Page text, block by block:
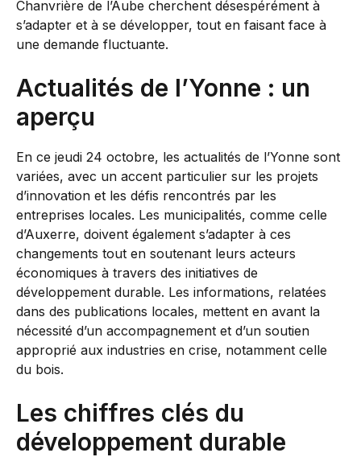
Chanvrière de l’Aube cherchent désespérément à
s’adapter et à se développer, tout en faisant face à
une demande fluctuante.
Actualités de l’Yonne : un
aperçu
En ce jeudi 24 octobre, les actualités de l’Yonne sont
variées, avec un accent particulier sur les projets
d’innovation et les défis rencontrés par les
entreprises locales. Les municipalités, comme celle
d’Auxerre, doivent également s’adapter à ces
changements tout en soutenant leurs acteurs
économiques à travers des initiatives de
développement durable. Les informations, relatées
dans des publications locales, mettent en avant la
nécessité d’un accompagnement et d’un soutien
approprié aux industries en crise, notamment celle
du bois.
Les chiffres clés du
développement durable